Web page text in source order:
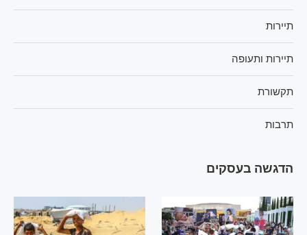
תיירות
תיירות ותעופה
תקשורת
תרבות
הדגשה בעסקים